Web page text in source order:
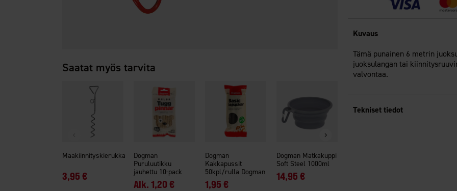
Saatat myös tarvita
Maakiinnityskierukka
3,95 €
Dogman
Puruluutikku
jauhettu 10-pack
Alk. 1,20 €
Dogman
Kakkapussit
50kpl/rulla Dogman
1,95 €
Dogman Matkakuppi
Soft Steel 1000ml
14,95 €
Juoksuvaijeri
Kuvaus
Tämä punainen 6 metrin
juoksulangan tai
valvontaa.
Tekniset tiedot